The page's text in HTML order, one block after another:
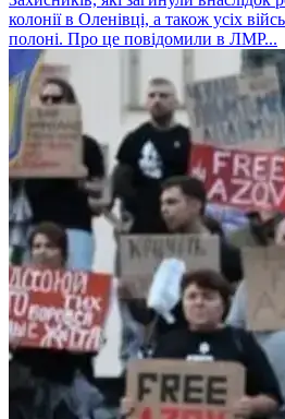
колонії в Оленівці, а також усіх
полоні. Про це повідомили в ЛМР...